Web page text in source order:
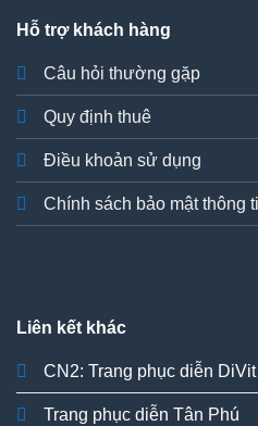
Hỗ trợ khách hàng
Câu hỏi thường gặp
Quy định thuê
Điều khoản sử dụng
Chính sách bảo mật thông
Liên kết khác
CN2: Trang phục diễn
Trang phục diễn Tân Phú